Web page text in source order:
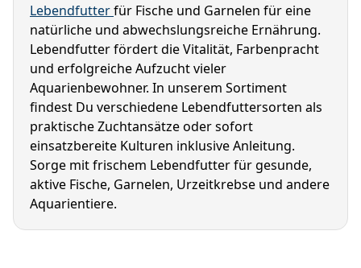
Lebendfutter für Fische und Garnelen für eine
natürliche und abwechslungsreiche Ernährung.
Lebendfutter fördert die Vitalität, Farbenpracht
und erfolgreiche Aufzucht vieler
Aquarienbewohner. In unserem Sortiment
findest Du verschiedene Lebendfuttersorten als
praktische Zuchtansätze oder sofort
einsatzbereite Kulturen inklusive Anleitung.
Sorge mit frischem Lebendfutter für gesunde,
aktive Fische, Garnelen, Urzeitkrebse und andere
Aquarientiere.